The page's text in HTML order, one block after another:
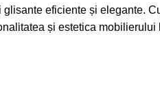
eficiente și elegante.
și estetica mobilierului